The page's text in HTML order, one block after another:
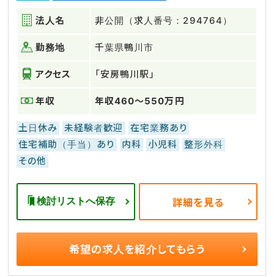
法人名 非公開（求人番号：294764）
勤務地 千葉県鴨川市
アクセス 「安房鴨川駅」
年収 年収460～550万円
土日休み 未経験者歓迎
在宅業務あり
住宅補助（手当）あり
内科 小児科
整形外科
その他
検討リストへ保存 詳細を見る
希望の求人を紹介してもらう